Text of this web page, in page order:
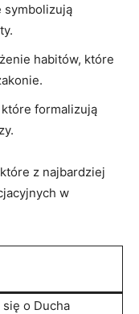
symbolizują
habitów, które
formalizują
⁤z najbardziej
w
o Ducha